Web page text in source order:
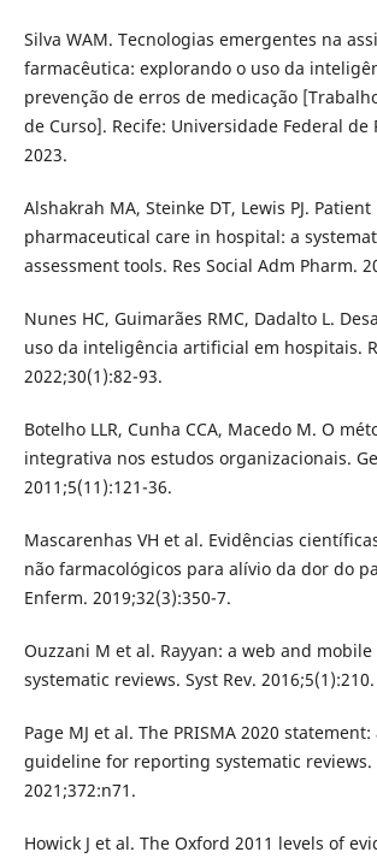
Silva WAM. Tecnologias emergentes na
farmacêutica: explorando o uso da
prevenção de erros de medicação
de Curso]. Recife: Universidade Federal de
2023.
Alshakrah MA, Steinke DT, Lewis PJ.
pharmaceutical care in hospital: a
assessment tools. Res Social Adm Pharm.
Nunes HC, Guimarães RMC, Dadalto L.
uso da inteligência artificial em hospitais.
2022;30(1):82-93.
Botelho LLR, Cunha CCA, Macedo M. O
integrativa nos estudos organizacionais.
2011;5(11):121-36.
Mascarenhas VH et al. Evidências
não farmacológicos para alívio da dor do
Enferm. 2019;32(3):350-7.
Ouzzani M et al. Rayyan: a web and
systematic reviews. Syst Rev. 2016;5(1):210.
Page MJ et al. The PRISMA 2020
guideline for reporting systematic reviews.
2021;372:n71.
Howick J et al. The Oxford 2011 levels of